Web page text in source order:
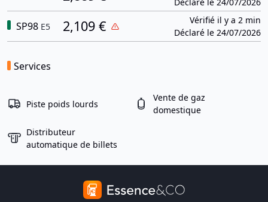
SP98 E5 2,109 €
Vérifié il y a 2 min
Déclaré le 24/07/2026
Services
Piste poids lourds
Vente de gaz
domestique
Distributeur
automatique de billets